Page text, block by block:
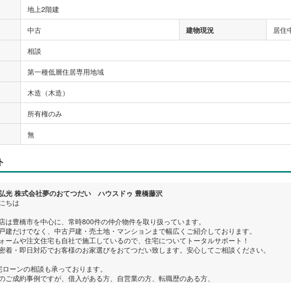
地上2階建
中古 建物現況 居住
相談
第一種低層住居専用地域
木造（木造）
所有権のみ
無
光 株式会社夢のおてつだい ハウスドゥ 豊橋藤沢
ちは
は豊橋市を中心に、常時800件の仲介物件を取り扱っています。
建だけでなく、中古戸建・売土地・マンションまで幅広くご紹介しております。
ームや注文住宅も自社で施工しているので、住宅についてトータルサポート！
着・即日対応でお客様のお家選びをおてつだい致します。安心してご相談ください。
ローンの相談も承っております。
ご成約事例ですが、借入がある方、自営業の方、転職歴のある方、